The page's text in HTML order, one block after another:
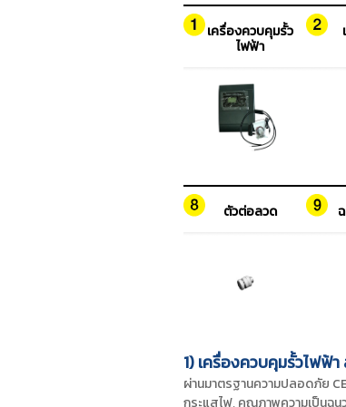
เครื่องควบคุมรั้ว
ไฟฟ้า
ตัวต่อลวด
1) เครื่องควบคุมรั้วไฟฟ้
ผ่านมาตรฐานความปลอดภัย